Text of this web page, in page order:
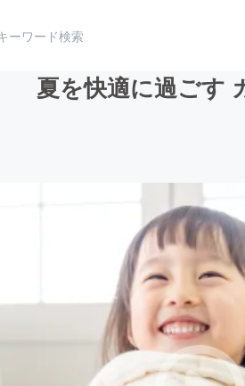
テクノロジー・ガジェット
夏を快適に過ごす